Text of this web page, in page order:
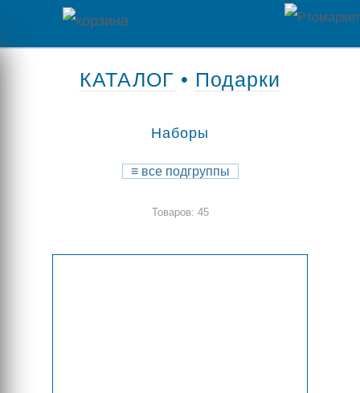
КАТАЛОГ • Подарки
Наборы
≡все подгруппы
Товаров: 45